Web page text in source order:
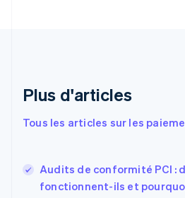
Plus d'articles
Tous les articles sur les
Audits de conformité PCI :
fonctionnent-ils et
Español English
English
Finlande
EnglishSvenska